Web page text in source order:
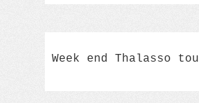
Week end Thalasso